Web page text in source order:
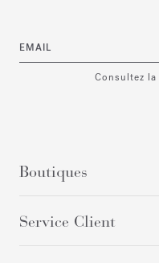
EMAIL
Consultez la
Boutiques
Service Client